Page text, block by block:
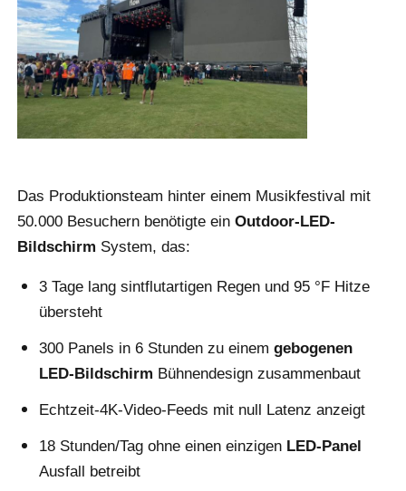
Werksbesichtigung
Qualitätskontrolle
Nachrichten
LED -Anzeigebildschirm
Das Produktionsteam hinter einem Musikfestival mit
50.000 Besuchern benötigte einOutdoor-LED-
Bildschirm System, das:
3 Tage lang sintflutartigen Regen und 95 °F Hitze
übersteht
300 Panels in 6 Stunden zu einemgebogenen
LED-Bildschirm Bühnendesign zusammenbaut
Echtzeit-4K-Video-Feeds mit null Latenz anzeigt
18 Stunden/Tag ohne einen einzigen LED-Panel
Ausfall betreibt